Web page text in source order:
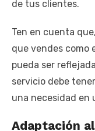
de tus clientes.
Ten en cuenta
que vendes como
pueda ser
servicio debe
una necesidad en
Adaptación